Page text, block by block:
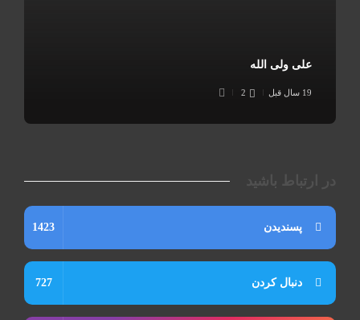
علی ولی الله
19 سال قبل 2
پسندیدن 1423
دنبال کردن 727